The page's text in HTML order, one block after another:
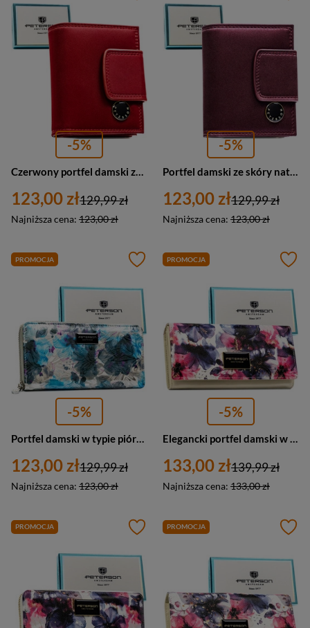
-5%
123,00 zł
Najniższa cena: 123,00 zł
129,99 zł
-5%
123,00 zł
Najniższa cena: 123,00 zł
129,99 zł
PROMOCJA
-5%
Portfel damski w typie piórnika w kwiaty zamykany suwakiem - Peterson
123,00 zł
Najniższa cena: 123,00 zł
129,99 zł
PROMOCJA
-5%
Elegancki portfel damski w kwiaty wykonany ze skóry naturalnej i ekologicznej zamykany zatrzaskiem - Peterson
133,00 zł
Najniższa cena: 133,00 zł
139,99 zł
PROMOCJA PROMOCJA